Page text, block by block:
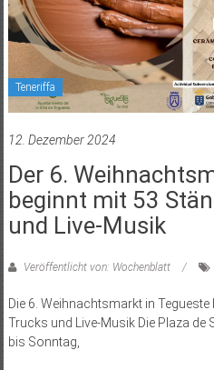
Teneriffa
12. Dezember 2024
Der 6.
beginnt mit 53
und Live-Musik
Veröffentlicht von: Wochenblatt
Die 6. Weihnachtsmarkt in
Trucks und Live-Musik Die Plaza de
bis Sonntag,